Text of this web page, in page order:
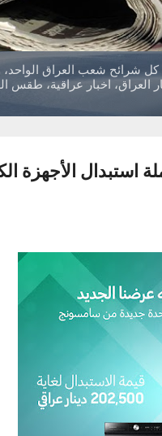
شرائح شعب العراق الواحد،
اخبار عراقية، طقس
الأجهزة